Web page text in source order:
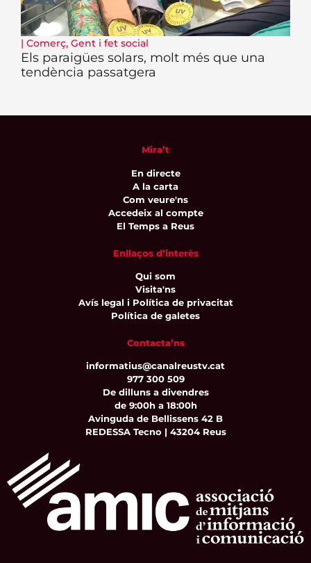
| Comerç, Gent i fet social
Els paraigües solars, molt més que una
tendència passatgera
Mira’t
En directe
A la carta
Com veure'ns
Accedeix al compte
El Temps a Reus
Enllaços d’interès
Qui som
Visita'ns
Avís legal i Política de privacitat
Política de galetes
Contacta’ns
informatius@canalreustv.cat
977 300 509
De dilluns a divendres
de 9:00h a 18:00h
Avinguda de Bellissens 42 B
REDESSA Tecno | 43204 Reus